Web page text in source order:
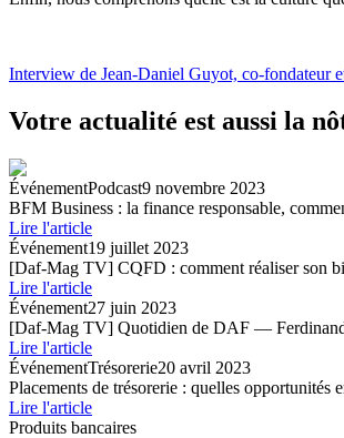
Interview de Jean-Daniel Guyot, co-fondateur
Votre actualité est aussi la
ÉvénementPodcast9 novembre 2023
BFM Business : la finance responsable,
Lire l'article
Événement19 juillet 2023
[Daf-Mag TV] CQFD : comment réaliser son
Lire l'article
Événement27 juin 2023
[Daf-Mag TV] Quotidien de DAF —
Lire l'article
ÉvénementTrésorerie20 avril 2023
Placements de trésorerie : quelles opportunités
Lire l'article
Produits bancaires